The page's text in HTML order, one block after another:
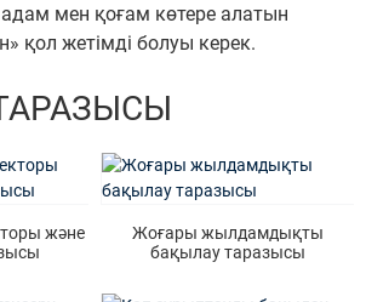
мен қоғам көтере алатын
қол жетімді болуы керек.
және
Жоғары жылдамдықты
бақылау таразысы